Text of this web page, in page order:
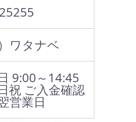
ワタナベ
9:00～14:45
祝 ご入金確認
営業日